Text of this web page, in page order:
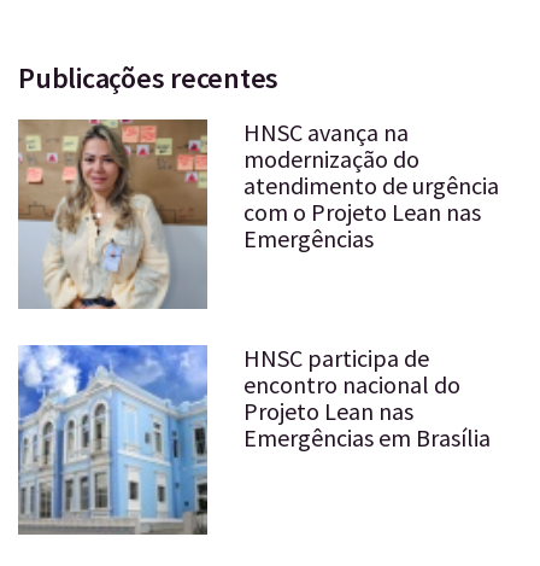
Publicações recentes
HNSC avança na
modernização do
atendimento de urgência
com o Projeto Lean nas
Emergências
HNSC participa de
encontro nacional do
Projeto Lean nas
Emergências em Brasília